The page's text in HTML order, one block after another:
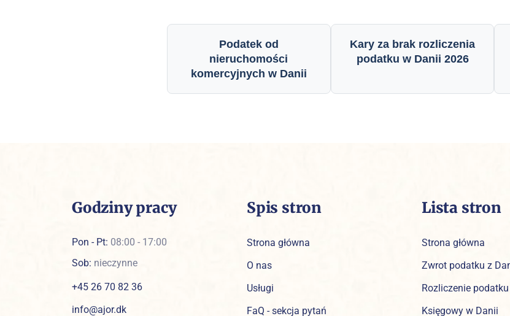
Podatek od
nieruchomości
komercyjnych w Danii
Kary za brak rozliczenia
podatku w Danii 2026
Godziny pracy
Pon - Pt: 08:00 - 17:00
Sob: nieczynne
+45 26 70 82 36
info@ajor.dk
Spis stron
Strona główna
O nas
Usługi
FaQ - sekcja pytań
Lista stron
Strona główna
Zwrot podatku z
Rozliczenie podatku
Księgowy w Danii